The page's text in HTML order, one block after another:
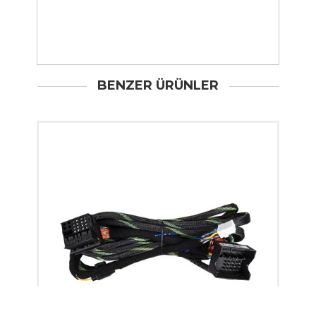
BENZER ÜRÜNLER